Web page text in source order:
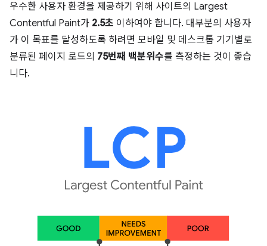
우수한 사용자 환경을 제공하기 위해 사이트의 Largest
Contentful Paint가 2.5초 이하여야 합니다. 대부분의 사용자
가 이 목표를 달성하도록 하려면 모바일 및 데스크톱 기기별로
분류된 페이지 로드의 75번째 백분위수를 측정하는 것이 좋습
니다.